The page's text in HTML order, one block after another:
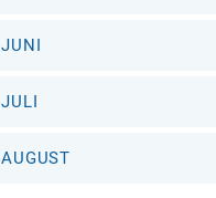
JUNI
JULI
AUGUST